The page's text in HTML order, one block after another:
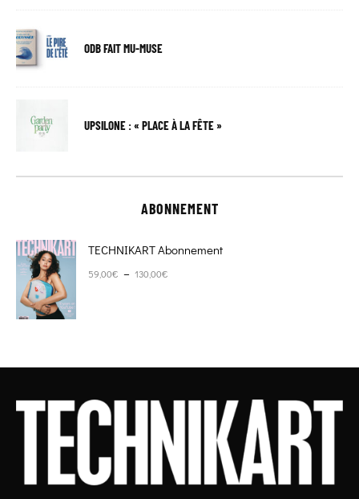
ODB FAIT MU-MUSE
UPSILONE : « PLACE À LA FÊTE »
ABONNEMENT
TECHNIKART Abonnement
59,00€ – 130,00€